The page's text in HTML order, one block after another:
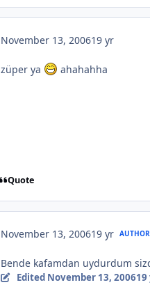
November 13, 200619 yr
züper ya ahahahha
Quote
November 13, 200619 yr AUTHOR
Bende kafamdan uydurdum
Edited November 13, 200619